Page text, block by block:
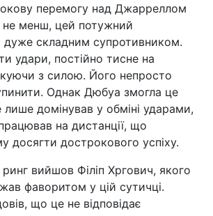
перемогу над Джарреллом
менш, цей потужний
дуже складним супротивником.
удари, постійно тисне на
з силою. Його непросто
Однак Дюбуа змогла це
лише домінував у обміні ударами,
на дистанції, що
досягти дострокового успіху.
вийшов Філіп Хргович, якого
фаворитом у цій сутичці.
що це не відповідає